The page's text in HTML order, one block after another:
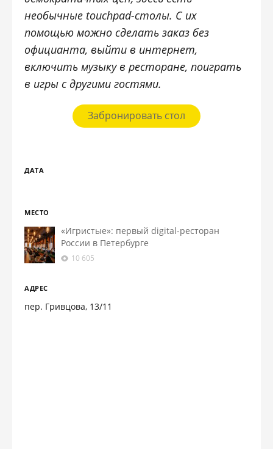
необычные touchpad-столы. С их
помощью можно сделать заказ без
официанта, выйти в интернет,
включить музыку в ресторане, поиграть
в игры с другими гостями.
Забронировать стол
ДАТА
МЕСТО
«Игристые»: первый digital-ресторан
России в Петербурге
10 605
АДРЕС
пер. Гривцова, 13/11